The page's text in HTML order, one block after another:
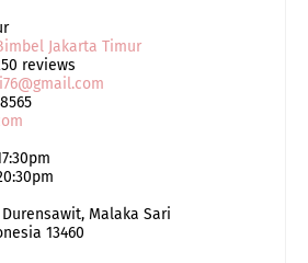
reviews
Malaka Sari
13460